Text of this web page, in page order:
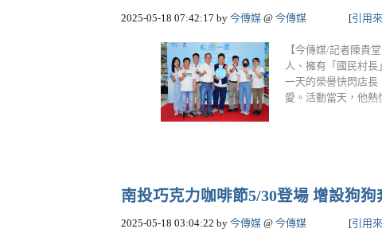
2025-05-18 07:42:17 by 今傳媒 @ 今傳媒 [引用
【今傳媒/記者陳貴
人、擁有「國民村
一天的榮譽快閃店長
愛。活動當天，他熱
南投巧克力咖啡節5/30登場 增設狗
2025-05-18 03:04:22 by 今傳媒 @ 今傳媒 [引用